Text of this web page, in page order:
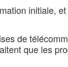
initiale,
de
que les